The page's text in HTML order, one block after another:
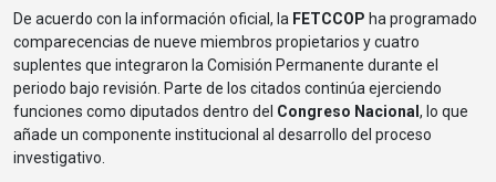
De acuerdo con la información oficial, la FETCCOP ha programado
comparecencias de nueve miembros propietarios y cuatro
suplentes que integraron la Comisión Permanente durante el
periodo bajo revisión. Parte de los citados continúa ejerciendo
funciones como diputados dentro del Congreso Nacional , lo que
añade un componente institucional al desarrollo del proceso
investigativo.